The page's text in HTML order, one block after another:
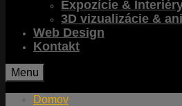
Expozície &
3D vizualizácie &
Web Design
Kontakt
Menu
Domov